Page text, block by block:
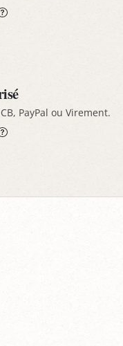
PayPal ou Virement.